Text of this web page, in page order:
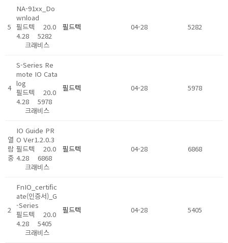
5
NA-91xx_Do
wnload
필드텍
20.0
4.28
5282
크래비스
필드텍 04-28 5282
4
S-Series Re
mote IO Cata
log
필드텍
20.0
4.28
5978
크래비스
필드텍 04-28 5978
열
람
중
IO Guide PR
O Ver1.2.0.3
필드텍
20.0
4.28
6868
크래비스
필드텍 04-28 6868
2
FnIO_certific
ate(인증서)_G
-Series
필드텍
20.0
4.28
5405
크래비스
필드텍 04-28 5405